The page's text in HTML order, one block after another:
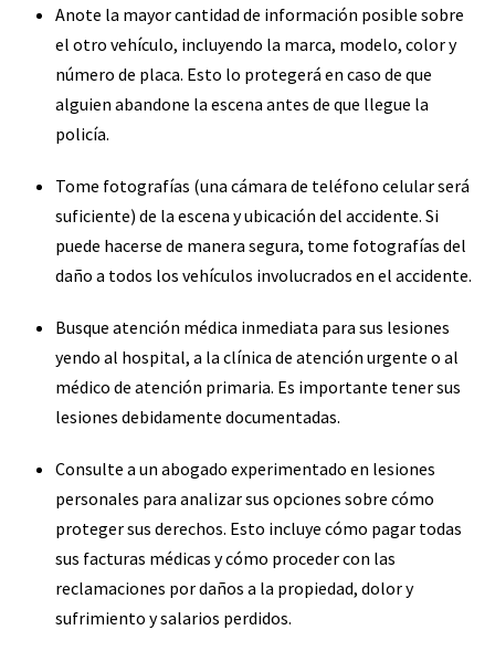
Anote la mayor cantidad de información posible sobre
el otro vehículo, incluyendo la marca, modelo, color y
número de placa. Esto lo protegerá en caso de que
alguien abandone la escena antes de que llegue la
policía.
Tome fotografías (una cámara de teléfono celular será
suficiente) de la escena y ubicación del accidente. Si
puede hacerse de manera segura, tome fotografías del
daño a todos los vehículos involucrados en el accidente.
Busque atención médica inmediata para sus lesiones
yendo al hospital, a la clínica de atención urgente o al
médico de atención primaria. Es importante tener sus
lesiones debidamente documentadas.
Consulte a un abogado experimentado en lesiones
personales para analizar sus opciones sobre cómo
proteger sus derechos. Esto incluye cómo pagar todas
sus facturas médicas y cómo proceder con las
reclamaciones por daños a la propiedad, dolor y
sufrimiento y salarios perdidos.